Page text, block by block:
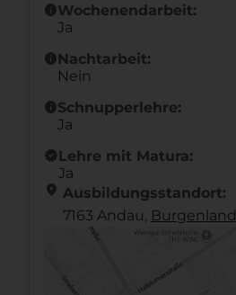
infoWochenendarbeit:
Ja
infoNachtarbeit:
Nein
infoSchnupperlehre:
Ja
new_releasesLehre mit Matura:
Ja
location_on Ausbildungsstandort:
7163 Andau, Burgen­land